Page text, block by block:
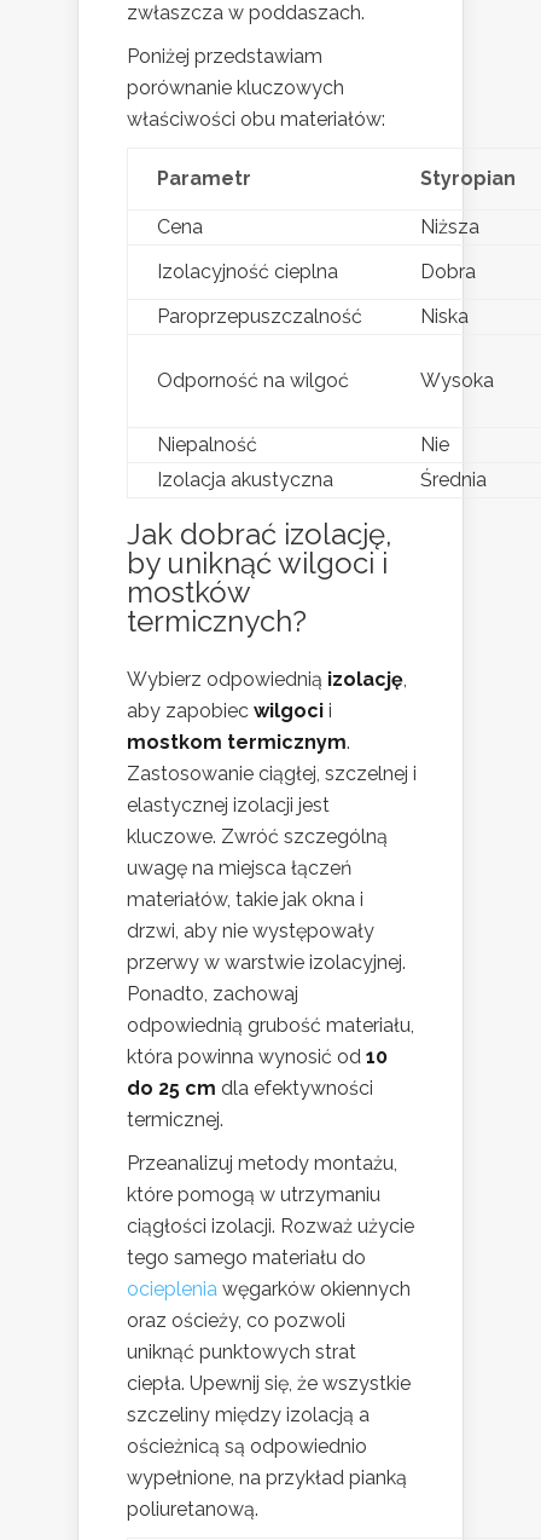
zwłaszcza w poddaszach.
Poniżej przedstawiam
porównanie kluczowych
właściwości obu materiałów:
Parametr Styropian
Cena
Niższa
Izolacyjność cieplna
Dobra
Paroprzepuszczalność
Niska
Odporność na wilgoć Wysoka
Niepalność
Nie
Izolacja akustyczna
Średnia
Jak dobrać izolację,
by uniknąć wilgoci i
mostków
termicznych?
Wybierz odpowiednią izolację
aby zapobiec wilgoci i
mostkom termicznym.
Zastosowanie ciągłej, szczelnej i
elastycznej izolacji jest
kluczowe. Zwróć szczególną
uwagę na miejsca łączeń
materiałów, takie jak okna i
drzwi, aby nie występowały
przerwy w warstwie izolacyjnej.
Ponadto, zachowaj
odpowiednią grubość materiału,
która powinna wynosić od 10
do 25 cm dla efektywności
termicznej.
Przeanalizuj metody montażu,
które pomogą w utrzymaniu
ciągłości izolacji. Rozważ użycie
tego samego materiału do
ocieplenia węgarków okiennych
oraz ościeży, co pozwoli
uniknąć punktowych strat
ciepła. Upewnij się, że wszystkie
szczeliny między izolacją a
ościeżnicą są odpowiednio
wypełnione, na przykład pianką
poliuretanową.